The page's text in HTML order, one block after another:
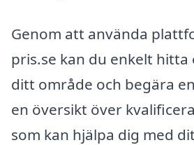
Genom att använda
pris.se kan du enkelt
ditt område och begära
en översikt över
som kan hjälpa dig med